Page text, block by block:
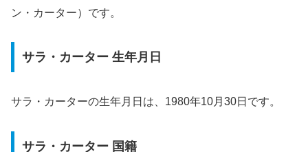
ン・カーター）です。
サラ・カーター 生年月日
サラ・カーターの生年月日は、1980年10月30日です。
サラ・カーター 国籍